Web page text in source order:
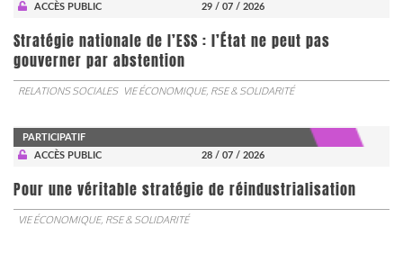
ACCÈS PUBLIC
29 / 07 / 2026
Stratégie nationale de l’ESS : l’État ne peut pas
gouverner par abstention
RELATIONS SOCIALES VIE ÉCONOMIQUE, RSE & SOLIDARITÉ
PARTICIPATIF
ACCÈS PUBLIC
28 / 07 / 2026
Pour une véritable stratégie de réindustrialisation
VIE ÉCONOMIQUE, RSE & SOLIDARITÉ